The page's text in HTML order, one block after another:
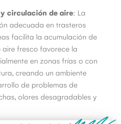
circulación de aire: La
adecuada en trasteros
facilita la acumulación de
fresco favorece la
en zonas frías o con
creando un ambiente
de problemas de
olores desagradables y